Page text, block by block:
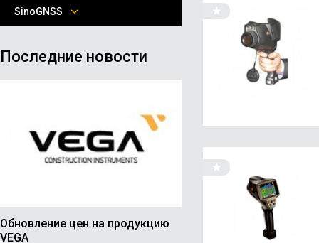
SinoGNSS
Последние новости
Обновление цен на продукцию
VEGA